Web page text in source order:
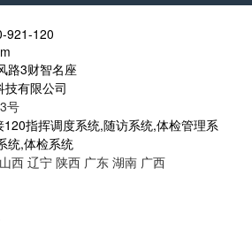
921-120
路3财智名座
有限公司
号
指挥调度系统,随访系统,体检管理系
统,体检系统
山西 辽宁 陕西 广东 湖南 广西